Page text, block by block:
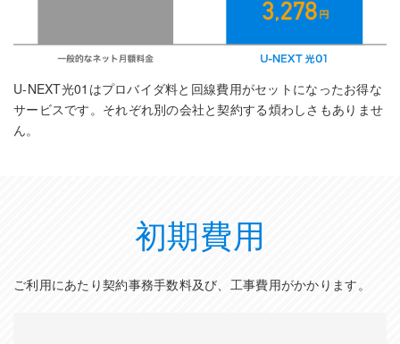
U-NEXT光01はプロバイダ料と回線費用がセットになったお得な
サービスです。 それぞれ別の会社と契約する煩わしさもありませ
ん。
初期費用
ご利用にあたり契約事務手数料及び、工事費用がかかります。